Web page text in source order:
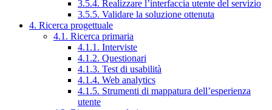
3.5.4. Realizzare l’interfaccia utente del servizio
3.5.5. Validare la soluzione ottenuta
4. Ricerca progettuale
4.1. Ricerca primaria
4.1.1. Interviste
4.1.2. Questionari
4.1.3. Test di usabilità
4.1.4. Web analytics
4.1.5. Strumenti di mappatura dell’esperienza
utente